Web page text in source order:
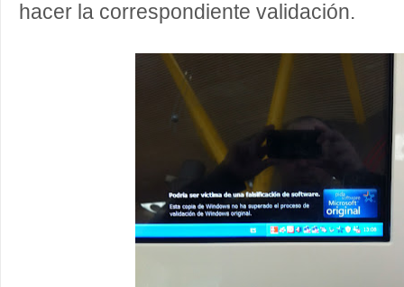
hacer la correspondiente validación.